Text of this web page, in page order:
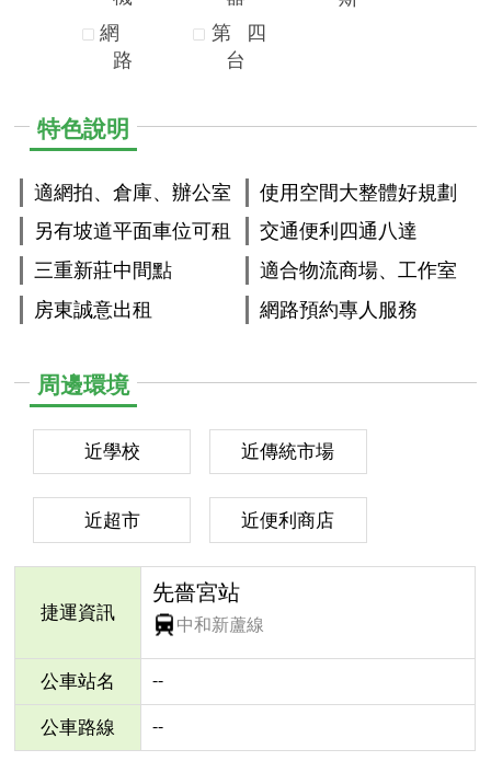
網
路
第
四
台
特色說明
適網拍、倉庫、辦公室
另有坡道平面車位可租
三重新莊中間點
房東誠意出租
使用空間大整體好規劃
交通便利四通八達
適合物流商場、工作室
網路預約專人服務
周邊環境
近學校 近傳統市場
近超市 近便利商店
捷運資訊
先嗇宮站
中和新蘆線
公車站名 --
公車路線 --